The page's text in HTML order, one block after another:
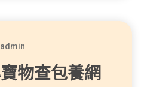
admin
物查包養網